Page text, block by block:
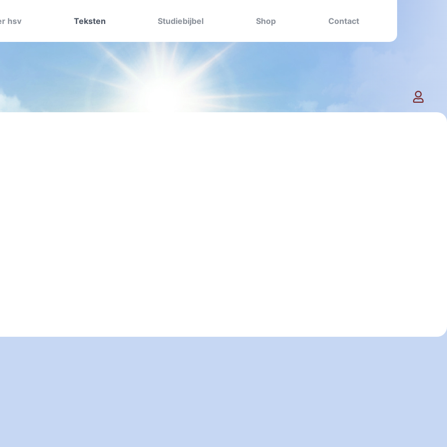
hsv Teksten Studiebijbel Shop Contact